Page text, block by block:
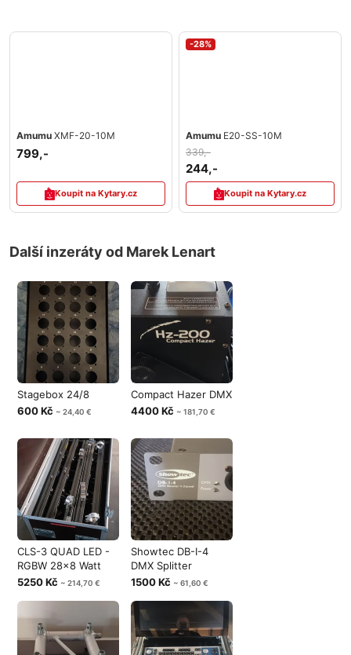
Amumu XMF-20-10M
799,-
Koupit na Kytary.cz
-28%
Amumu E20-SS-10M
339,-
244,-
Koupit na Kytary.cz
Další inzeráty od Marek Lenart
Stagebox 24/8
600 Kč ~ 24,40 €
Compact Hazer DMX
4400 Kč ~ 181,70 €
CLS-3 QUAD LED -
RGBW 28x8 Watt
5250 Kč ~ 214,70 €
Showtec DB-I-4
DMX Splitter
1500 Kč ~ 61,60 €